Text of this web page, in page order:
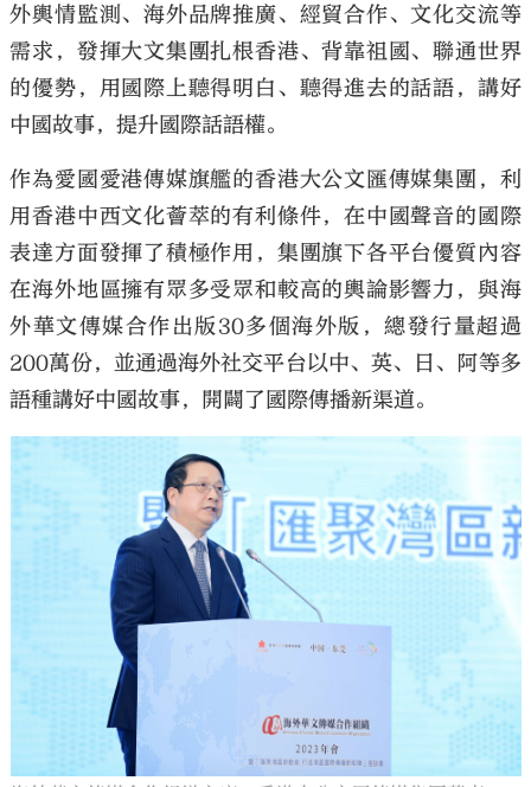
外輿情監測、海外品牌推廣、經貿合作、文化交流等
需求，發揮大文集團扎根香港、背靠祖國、聯通世界
的優勢，用國際上聽得明白、聽得進去的話語，講好
中國故事，提升國際話語權。
作為愛國愛港傳媒旗艦的香港大公文匯傳媒集團，利
用香港中西文化薈萃的有利條件，在中國聲音的國際
表達方面發揮了積極作用，集團旗下各平台優質內容
在海外地區擁有眾多受眾和較高的輿論影響力，與海
外華文傳媒合作出版30多個海外版，總發行量超過
200萬份，並通過海外社交平台以中、英、日、阿等多
語種講好中國故事，開闢了國際傳播新渠道。